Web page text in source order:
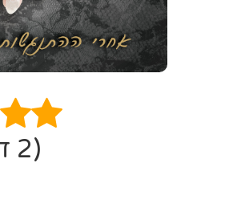
(2 דירוגים)